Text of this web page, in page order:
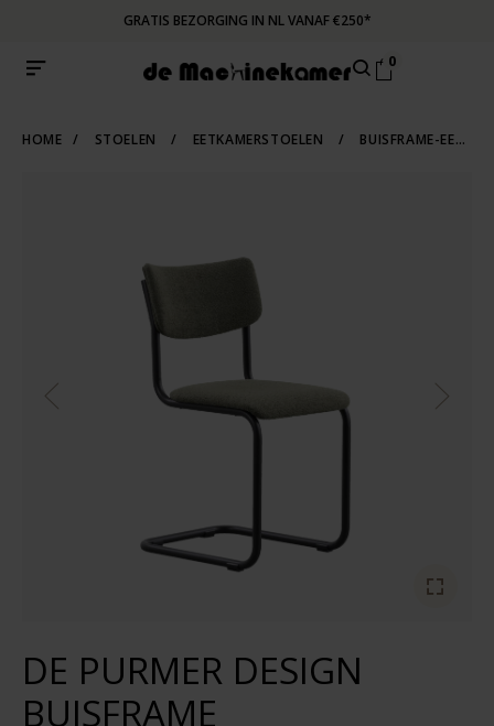
GRATIS BEZORGING IN NL VANAF €250*
0
HOME / STOELEN / EETKAMERSTOELEN / BUISFRAME-EETKAMERSTOELEN
DE PURMER DESIGN
BUISFRAME